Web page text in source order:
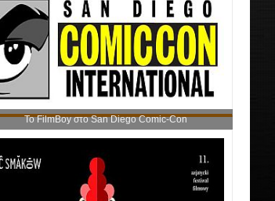
Το FilmBoy στο San Diego Comic-Con